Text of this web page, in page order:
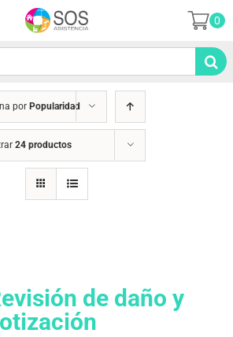
0
por Popularidad
24 productos
de daño y